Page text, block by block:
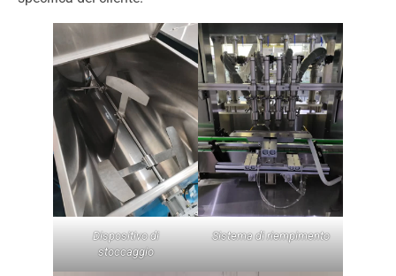
Dispositivo di
stoccaggio
Sistema di riempimento